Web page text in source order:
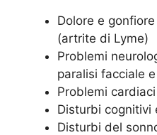
Dolore e
(artrite di Lyme)
Problemi
paralisi facciale
Problemi
Disturbi cognitivi
Disturbi del